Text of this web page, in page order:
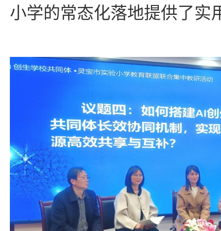
小学的常态化落地提供了实